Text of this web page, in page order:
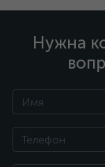
Нужна